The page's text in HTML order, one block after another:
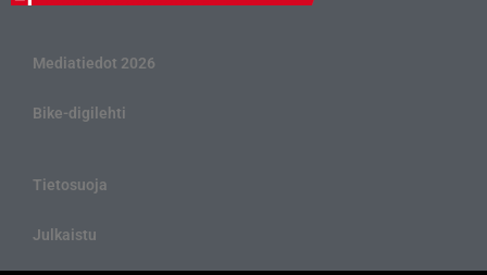
Mediatiedot 2026
Bike-digilehti
Tietosuoja
Julkaistu